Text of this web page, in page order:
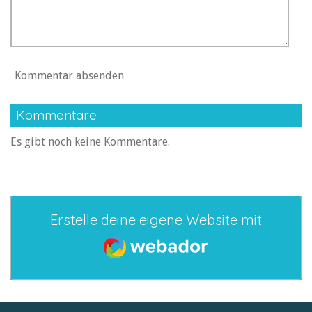
Kommentar absenden
Kommentare
Es gibt noch keine Kommentare.
Erstelle deine eigene Website mit
Webador